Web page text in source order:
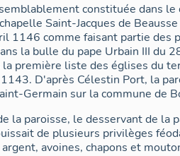
constituée dans
Saint-Jacques de
1146 comme faisant partie des
la bulle du pape Urbain III du
la première liste des églises du
D'après Célestin Port, la
Germain sur la commune de
la paroisse, le desservant de la
de plusieurs privilèges
avoines, chapons et